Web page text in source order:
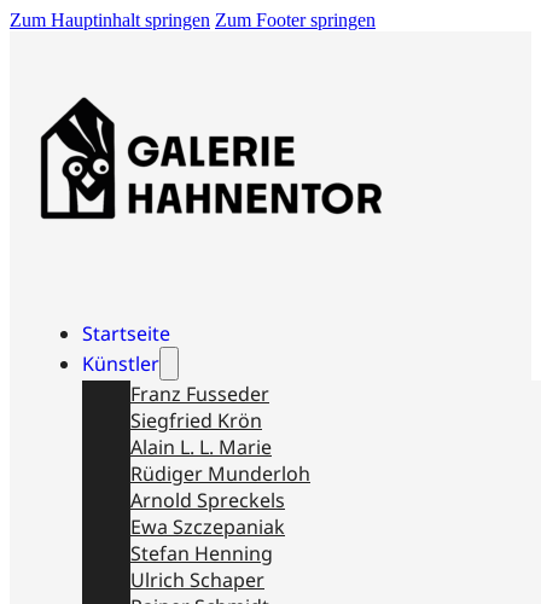
Zum Hauptinhalt springen Zum Footer springen
Startseite
Künstler
Franz Fusseder
Siegfried Krön
Alain L. L. Marie
Rüdiger Munderloh
Arnold Spreckels
Ewa Szczepaniak
Stefan Henning
Ulrich Schaper